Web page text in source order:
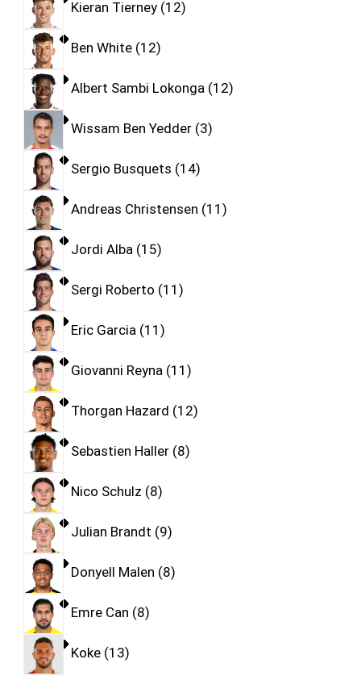
Kieran Tierney 12
Ben White 12
Albert Sambi Lokonga 12
Wissam Ben Yedder 3
Sergio Busquets 14
Andreas Christensen 11
Jordi Alba 15
Sergi Roberto 11
Eric Garcia 11
Giovanni Reyna 11
Thorgan Hazard 12
Sebastien Haller 8
Nico Schulz 8
Julian Brandt 9
Donyell Malen 8
Emre Can 8
Koke 13